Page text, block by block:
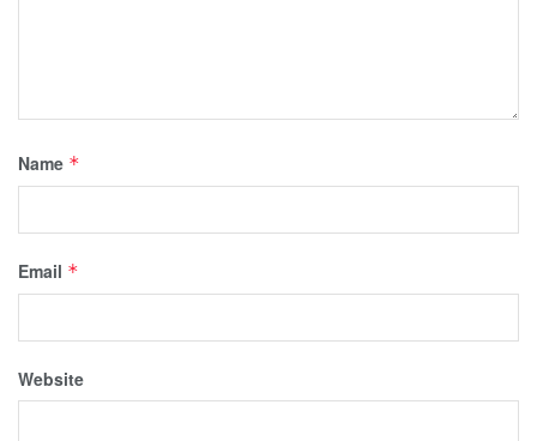
Name *
Email *
Website